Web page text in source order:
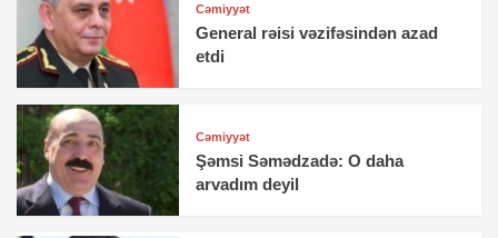
Cəmiyyət
General rəisi vəzifəsindən azad
etdi
Cəmiyyət
Şəmsi Səmədzadə: O daha
arvadım deyil